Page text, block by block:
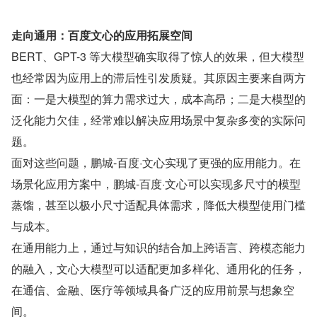
走向通用：百度文心的应用拓展空间
BERT、GPT-3 等大模型确实取得了惊人的效果，但大模型
也经常因为应用上的滞后性引发质疑。其原因主要来自两方
面：一是大模型的算力需求过大，成本高昂；二是大模型的
泛化能力欠佳，经常难以解决应用场景中复杂多变的实际问
题。
面对这些问题，鹏城-百度·文心实现了更强的应用能力。在
场景化应用方案中，鹏城-百度·文心可以实现多尺寸的模型
蒸馏，甚至以极小尺寸适配具体需求，降低大模型使用门槛
与成本。
在通用能力上，通过与知识的结合加上跨语言、跨模态能力
的融入，文心大模型可以适配更加多样化、通用化的任务，
在通信、金融、医疗等领域具备广泛的应用前景与想象空
间。